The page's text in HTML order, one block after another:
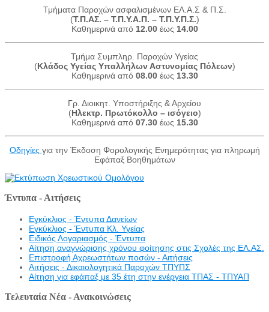
Τμήματα Παροχών ασφαλισμένων ΕΛ.Α.Σ & Π.Σ.
(Τ.Π.ΑΣ. – Τ.Π.Υ.Α.Π. – Τ.Π.Υ.Π.Σ.)
Καθημερινά από 12.00 έως 14.00
Τμήμα Συμπληρ. Παροχών Υγείας
(Κλάδος Υγείας Υπαλλήλων Αστυνομίας Πόλεων)
Καθημερινά από 08.00έως 13.30
Γρ. Διοικητ. Υποστήριξης & Αρχείου
(Ηλεκτρ. Πρωτόκολλο – ισόγειο)
Καθημερινά από 07.30έως 15.30
Οδηγίες για την Έκδοση Φορολογικής Ενημερότητας για πληρωμή
Εφάπαξ Βοηθημάτων
Έντυπα - Αιτήσεις
Εγκύκλιος - Έντυπα Δανείων
Εγκύκλιος - Έντυπα Κλ. Υγείας
Eιδικός Λογαριασμός - Έντυπα
Αίτηση αναγνώρισης χρόνου φοίτησης στις Σχολές της ΕΛ.ΑΣ.
Επιστροφή Αχρεωστήτων ποσών - Αιτήσεις
Αιτήσεις - Δικαιολογητικά Παροχών ΤΠΥΠΣ
Αίτηση για εφάπαξ με 35 έτη στην ενέργεια ΤΠΑΣ - ΤΠΥΑΠ
Τελευταία Νέα - Ανακοινώσεις